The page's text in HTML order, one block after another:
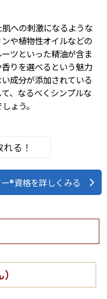
への刺激になるような
や植物性オイルなどの
ツといった精油が含ま
りを選べるという魅力
成分が添加されている
、なるべくシンプルな
ょう。
る！
®資格を詳しくみる